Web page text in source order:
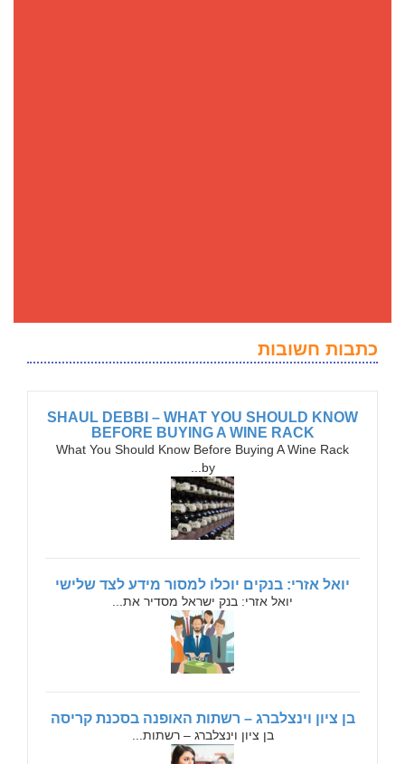
כתבות חשובות
SHAUL DEBBI – WHAT YOU SHOULD KNOW
BEFORE BUYING A WINE RACK
What You Should Know Before Buying A Wine Rack
by...
יואל אזרי: בנקים יוכלו למסור מידע לצד שלישי
יואל אזרי: בנק ישראל מסדיר את...
בן ציון וינצלברג – רשתות האופנה בסכנת קריסה
בן ציון וינצלברג – רשתות...